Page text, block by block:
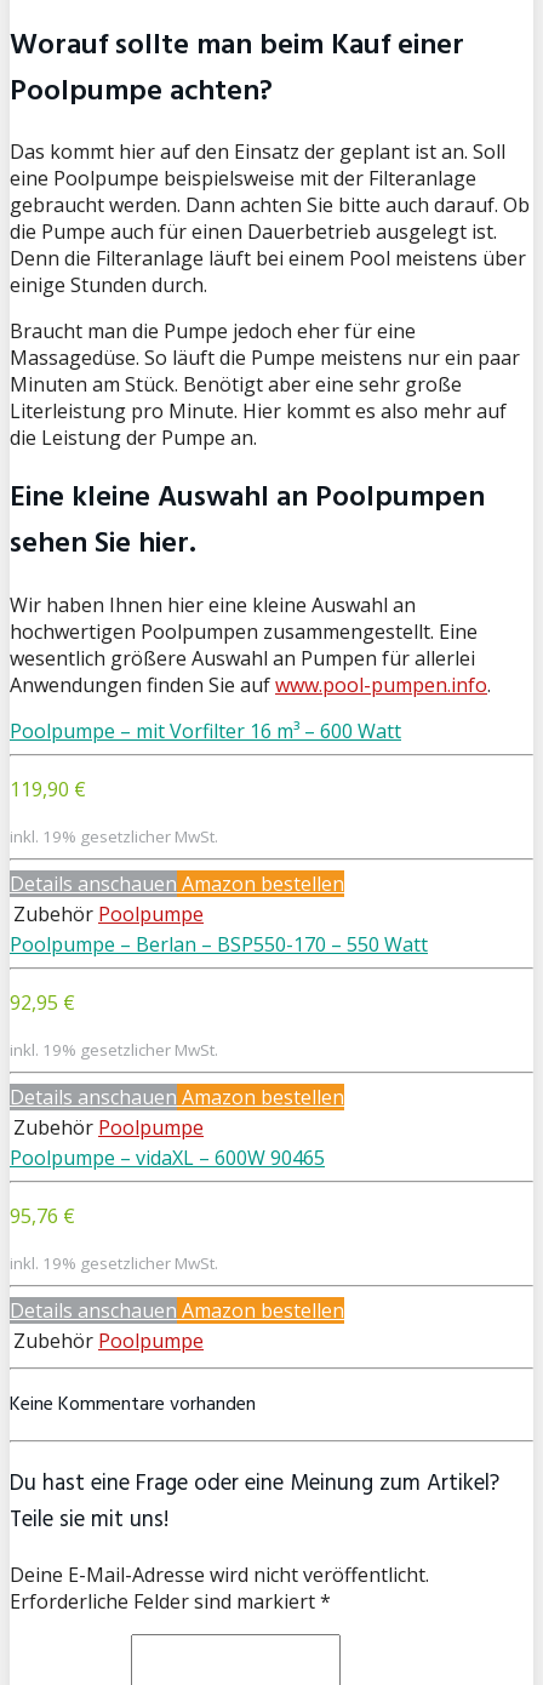
Worauf sollte man beim Kauf einer
Poolpumpe achten?
Das kommt hier auf den Einsatz der geplant ist an. Soll
eine Poolpumpe beispielsweise mit der Filteranlage
gebraucht werden. Dann achten Sie bitte auch darauf. Ob
die Pumpe auch für einen Dauerbetrieb ausgelegt ist.
Denn die Filteranlage läuft bei einem Pool meistens über
einige Stunden durch.
Braucht man die Pumpe jedoch eher für eine
Massagedüse. So läuft die Pumpe meistens nur ein paar
Minuten am Stück. Benötigt aber eine sehr große
Literleistung pro Minute. Hier kommt es also mehr auf
die Leistung der Pumpe an.
Eine kleine Auswahl an Poolpumpen
sehen Sie hier.
Wir haben Ihnen hier eine kleine Auswahl an
hochwertigen Poolpumpen zusammengestellt. Eine
wesentlich größere Auswahl an Pumpen für allerlei
Anwendungen finden Sie aufwww.pool-pumpen.info.
Poolpumpe – mit Vorfilter 16 m³ – 600 Watt
119,90 €
inkl. 19% gesetzlicher MwSt.
Details anschauen Amazon bestellen
Zubehör Poolpumpe
Poolpumpe – Berlan – BSP550-170 – 550 Watt
92,95 €
inkl. 19% gesetzlicher MwSt.
Details anschauen Amazon bestellen
Zubehör Poolpumpe
Poolpumpe – vidaXL – 600W 90465
95,76 €
inkl. 19% gesetzlicher MwSt.
Details anschauen Amazon bestellen
Zubehör Poolpumpe
Keine Kommentare vorhanden
Du hast eine Frage oder eine Meinung zum Artikel?
Teile sie mit uns!
Deine E-Mail-Adresse wird nicht veröffentlicht.
Erforderliche Felder sind markiert *